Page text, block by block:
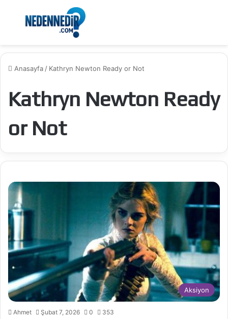
Menü
Anasayfa / Kathryn Newton Ready or Not
Kathryn Newton Ready
or Not
Aksiyon
Ahmet Şubat 7, 2026 0 353